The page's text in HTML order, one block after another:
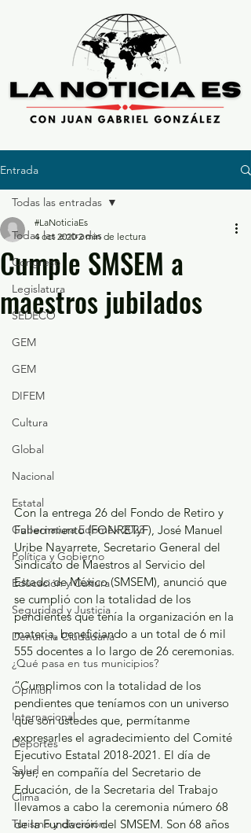
Entrada
Todas las entradas
Congreso
Legislatura
SEDECO
GEM
GEM
DIFEM
Cultura
Global
Nacional
Estatal
Gubernatura Edoméx 2023
Política y Gobierno
Educación y Cultura
Seguridad y Justicia
Denuncia Ciudadana
¿Qué pasa en tus municipios?
Opinión
Internacional
Deportes
Salud
Clima
Turismo y diversión
Todas las entradas
Cumple SMSEM a
maestros jubilados
#LaNoticiaEs
4 oct 2020 2 min de lectura
Con la entrega 26 del Fondo de Retiro y
Fallecimiento (FONRETyF), José Manuel
Uribe Navarrete, Secretario General del
Sindicato de Maestros al Servicio del
Estado de México (SMSEM), anunció que
se cumplió con la totalidad de los
pendientes que tenía la organización en la
materia, beneficiando a un total de 6 mil
555 docentes a lo largo de 26 ceremonias.
“Cumplimos con la totalidad de los
pendientes que teníamos con un universo
que son ustedes que, permítanme
expresarles el agradecimiento del Comité
Ejecutivo Estatal 2018-2021. El día de
ayer, en compañía del Secretario de
Educación, de la Secretaria del Trabajo
llevamos a cabo la ceremonia número 68
de la Fundación del SMSEM. Son 68 años